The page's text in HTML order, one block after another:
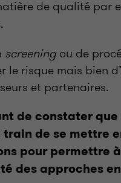
de qualité par
.
screeningou de
risque mais bien
et partenaires.
de constater
train de se mettre
pour permettre
des approches